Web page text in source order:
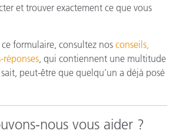
et trouver exactement ce que vous
formulaire, consultez nos conseils,
réponses, qui contiennent une multitude
peut-être que quelqu’un a déjà posé
nous vous aider ?